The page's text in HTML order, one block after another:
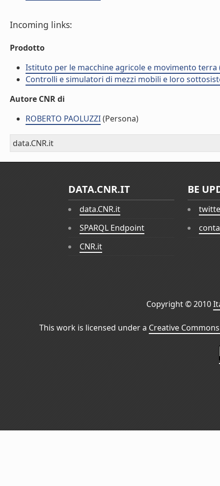
Incoming links:
Prodotto
Istituto per le macchine agricole e movimento terra
Controlli e simulatori di mezzi mobili e loro
Autore CNR di
ROBERTO PAOLUZZI(Persona)
data.CNR.it
DATA.CNR.IT
data.CNR.it
SPARQL Endpoint
CNR.it
BE
Copyright © 2010
This work is licensed under a Creative